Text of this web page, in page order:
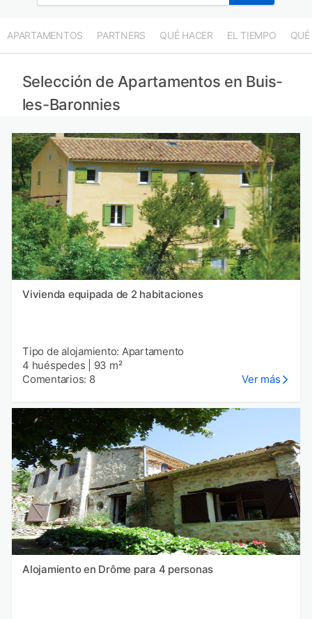
APARTAMENTOS PARTNERS QUÉ HACER EL TIEMPO QUÉ
Selección de Apartamentos en Buis-
les-Baronnies
Vivienda equipada de 2 habitaciones
Tipo de alojamiento: Apartamento
4 huéspedes
93 m²
Comentarios: 8
Ver más
Alojamiento en Drôme para 4 personas